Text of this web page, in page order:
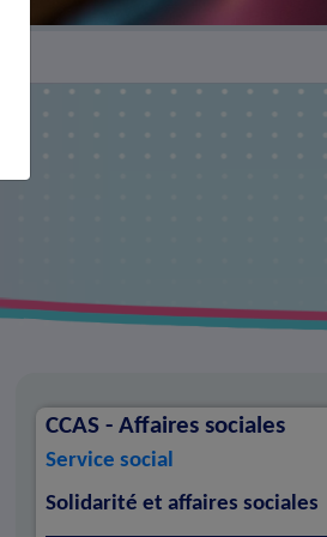
CCAS - Affaires sociales
Service social
Solidarité et affaires sociales